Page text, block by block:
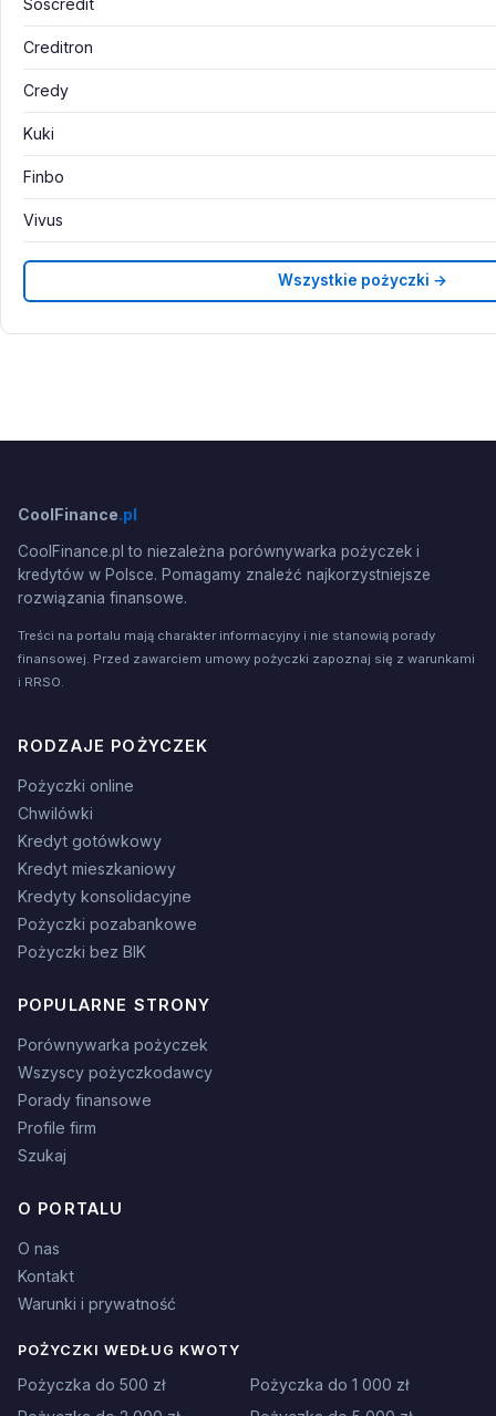
Creditron
Credy
Kuki
Finbo
Vivus
Wszystkie pożyczki →
CoolFinance.pl
CoolFinance.pl to niezależna porównywarka pożyczek i
kredytów w Polsce. Pomagamy znaleźć najkorzystniejsze
rozwiązania finansowe.
Treści na portalu mają charakter informacyjny i nie stanowią porady
finansowej. Przed zawarciem umowy pożyczki zapoznaj się z warunkami
i RRSO.
RODZAJE POŻYCZEK
Pożyczki online
Chwilówki
Kredyt gotówkowy
Kredyt mieszkaniowy
Kredyty konsolidacyjne
Pożyczki pozabankowe
Pożyczki bez BIK
POPULARNE STRONY
Porównywarka pożyczek
Wszyscy pożyczkodawcy
Porady finansowe
Profile firm
Szukaj
O PORTALU
O nas
Kontakt
Warunki i prywatność
POŻYCZKI WEDŁUG KWOTY
Pożyczka do 500 zł
Pożyczka do 1 000 zł